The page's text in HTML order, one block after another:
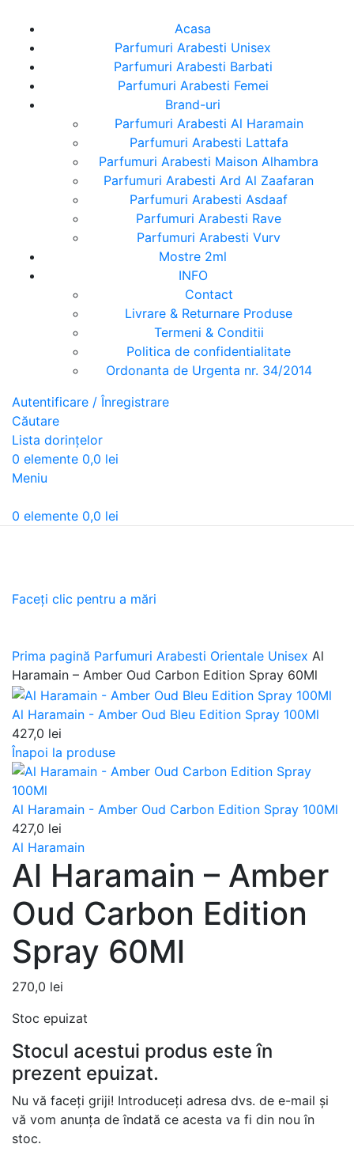
Acasa
Parfumuri Arabesti Unisex
Parfumuri Arabesti Barbati
Parfumuri Arabesti Femei
Brand-uri
Parfumuri Arabesti Al Haramain
Parfumuri Arabesti Lattafa
Parfumuri Arabesti Maison Alhambra
Parfumuri Arabesti Ard Al Zaafaran
Parfumuri Arabesti Asdaaf
Parfumuri Arabesti Rave
Parfumuri Arabesti Vurv
Mostre 2ml
INFO
Contact
Livrare & Returnare Produse
Termeni & Conditii
Politica de confidentialitate
Ordonanta de Urgenta nr. 34/2014
Autentificare / Înregistrare
Căutare
Lista dorințelor
0 elemente 0,0 lei
Meniu
0 elemente 0,0 lei
Faceți clic pentru a mări
Prima pagină Parfumuri Arabesti Orientale Unisex Al
Haramain – Amber Oud Carbon Edition Spray 60Ml
Al Haramain - Amber Oud Bleu Edition Spray 100Ml
427,0 lei
Înapoi la produse
Al Haramain - Amber Oud Carbon Edition Spray 100Ml
427,0 lei
Al Haramain
Al Haramain – Amber
Oud Carbon Edition
Spray 60Ml
270,0 lei
Stoc epuizat
Stocul acestui produs este în
prezent epuizat.
Nu vă faceți griji! Introduceți adresa dvs. de e-mail și
vă vom anunța de îndată ce acesta va fi din nou în
stoc.